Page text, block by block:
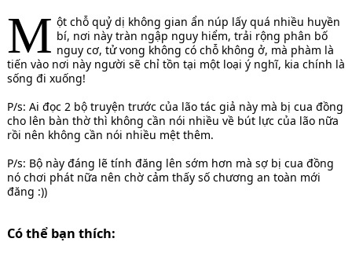
M ột chỗ quỷ dị không gian ẩn núp lấy quá nhiều huyền
bí, nơi này tràn ngập nguy hiểm, trải rộng phân bố
nguy cơ, tử vong không có chỗ không ở, mà phàm là
tiến vào nơi này người sẽ chỉ tồn tại một loại ý nghĩ, kia chính là
sống đi xuống!
P/s: Ai đọc 2 bộ truyện trước của lão tác giả này mà bị cua đồng
cho lên bàn thờ thì không cần nói nhiều về bút lực của lão nữa
rồi nên không cần nói nhiều mệt thêm.
P/s: Bộ này đáng lẽ tính đăng lên sớm hơn mà sợ bị cua đồng
nó chơi phát nữa nên chờ cảm thấy số chương an toàn mới
đăng :))
Có thể bạn thích: